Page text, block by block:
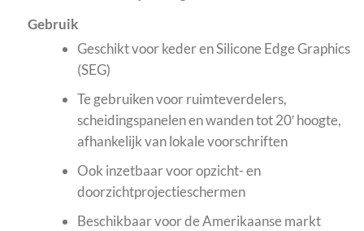
Gebruik
Geschikt voor keder en Silicone Edge Graphics
(SEG)
Te gebruiken voor ruimteverdelers,
scheidingspanelen en wanden tot 20′ hoogte,
afhankelijk van lokale voorschriften
Ook inzetbaar voor opzicht- en
doorzichtprojectieschermen
Beschikbaar voor de Amerikaanse markt